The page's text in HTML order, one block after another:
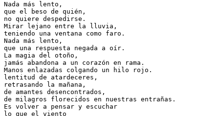
Nada más lento,
que el beso de quién,
no quiere despedirse.
Mirar lejano entre la lluvia,
teniendo una ventana como faro.
Nada más lento,
que una respuesta negada a oír.
La magia del otoño,
jamás abandona a un corazón en rama.
Manos enlazadas colgando un hilo rojo.
lentitud de atardeceres,
retrasando la mañana,
de amantes desencontrados,
de milagros florecidos en nuestras entrañas.
Es volver a pensar y escuchar
lo que el viento